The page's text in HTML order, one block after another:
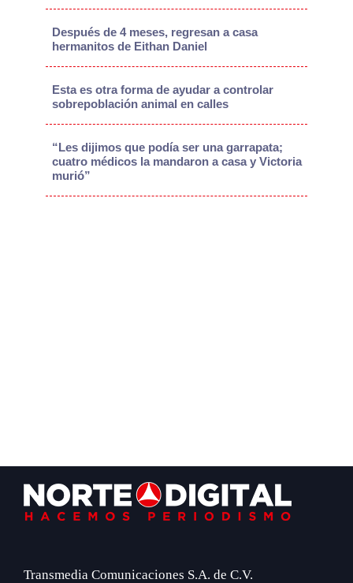
Después de 4 meses, regresan a casa
hermanitos de Eithan Daniel
Esta es otra forma de ayudar a controlar
sobrepoblación animal en calles
“Les dijimos que podía ser una garrapata;
cuatro médicos la mandaron a casa y Victoria
murió”
Footer
Transmedia Comunicaciones S.A. de C.V.